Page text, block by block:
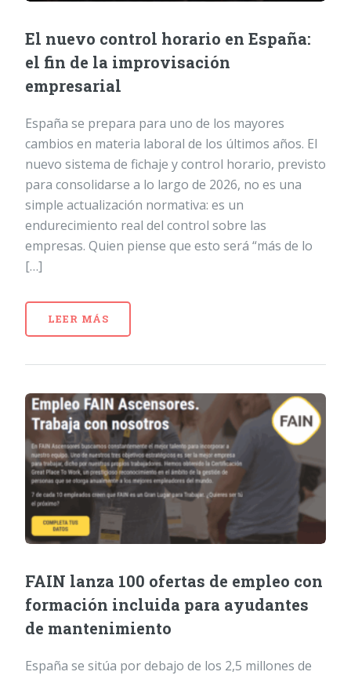
El nuevo control horario en España:
el fin de la improvisación
empresarial
España se prepara para uno de los mayores
cambios en materia laboral de los últimos años. El
nuevo sistema de fichaje y control horario, previsto
para consolidarse a lo largo de 2026, no es una
simple actualización normativa: es un
endurecimiento real del control sobre las
empresas. Quien piense que esto será “más de lo
[…]
LEER MÁS
FAIN lanza 100 ofertas de empleo con
formación incluida para ayudantes
de mantenimiento
España se sitúa por debajo de los 2,5 millones de